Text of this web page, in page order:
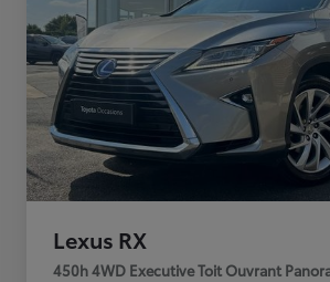
Lexus RX
450h 4WD Executive Toit Ouvrant